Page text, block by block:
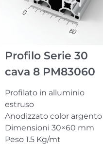
Profilo Serie 30
cava 8 PM83060
Profilato in alluminio
estruso
Anodizzato color argento
Dimensioni 30×60 mm
Peso 1.5 Kg/mt